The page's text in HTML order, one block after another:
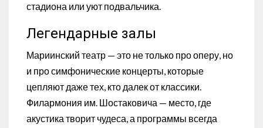
стадиона или уют подвальчика.
Легендарные залы
Мариинский театр — это не только про оперу, но
и про симфонические концерты, которые
цепляют даже тех, кто далек от классики.
Филармония им. Шостаковича — место, где
акустика творит чудеса, а программы всегда